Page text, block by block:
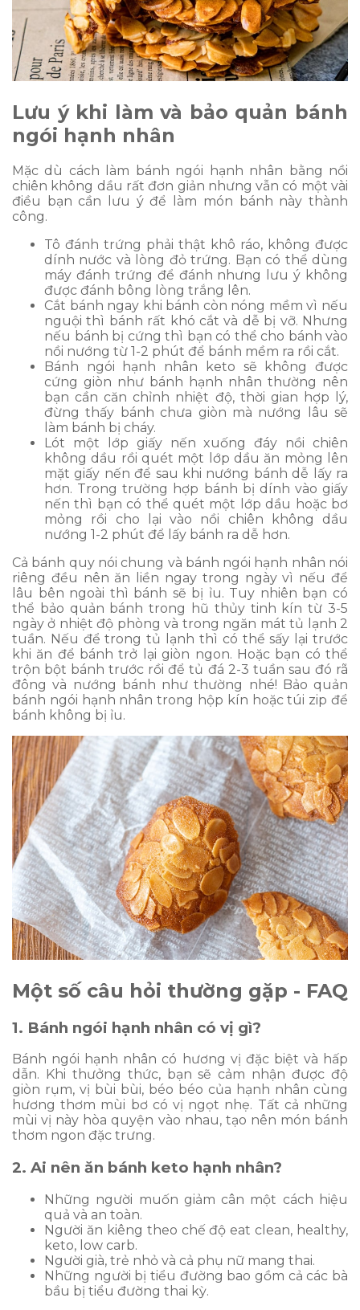
Lưu ý khi làm và bảo quản bánh
ngói hạnh nhân
Mặc dù cách làm bánh ngói hạnh nhân bằng nồi
chiên không dầu rất đơn giản nhưng vẫn có một vài
điều bạn cần lưu ý để làm món bánh này thành
công.
Tô đánh trứng phải thật khô ráo, không được
dính nước và lòng đỏ trứng. Bạn có thể dùng
máy đánh trứng để đánh nhưng lưu ý không
được đánh bông lòng trắng lên.
Cắt bánh ngay khi bánh còn nóng mềm vì nếu
nguội thì bánh rất khó cắt và dễ bị vỡ. Nhưng
nếu bánh bị cứng thì bạn có thể cho bánh vào
nồi nướng từ 1-2 phút để bánh mềm ra rồi cắt.
Bánh ngói hạnh nhân keto sẽ không được
cứng giòn như bánh hạnh nhân thường nên
bạn cần căn chỉnh nhiệt độ, thời gian hợp lý,
đừng thấy bánh chưa giòn mà nướng lâu sẽ
làm bánh bị cháy.
Lót một lớp giấy nến xuống đáy nồi chiên
không dầu rồi quét một lớp dầu ăn mỏng lên
mặt giấy nến để sau khi nướng bánh dễ lấy ra
hơn. Trong trường hợp bánh bị dính vào giấy
nến thì bạn có thể quét một lớp dầu hoặc bơ
mỏng rồi cho lại vào nồi chiên không dầu
nướng 1-2 phút để lấy bánh ra dễ hơn.
Cả bánh quy nói chung và bánh ngói hạnh nhân nói
riêng đều nên ăn liền ngay trong ngày vì nếu để
lâu bên ngoài thì bánh sẽ bị ỉu. Tuy nhiên bạn có
thể bảo quản bánh trong hũ thủy tinh kín từ 3-5
ngày ở nhiệt độ phòng và trong ngăn mát tủ lạnh 2
tuần. Nếu để trong tủ lạnh thì có thể sấy lại trước
khi ăn để bánh trở lại giòn ngon. Hoặc bạn có thể
trộn bột bánh trước rồi để tủ đá 2-3 tuần sau đó rã
đông và nướng bánh như thường nhé! Bảo quản
bánh ngói hạnh nhân trong hộp kín hoặc túi zip để
bánh không bị ỉu.
Một số câu hỏi thường gặp - FAQ
1. Bánh ngói hạnh nhân có vị gì?
Bánh ngói hạnh nhân có hương vị đặc biệt và hấp
dẫn. Khi thưởng thức, bạn sẽ cảm nhận được độ
giòn rụm, vị bùi bùi, béo béo của hạnh nhân cùng
hương thơm mùi bơ có vị ngọt nhẹ. Tất cả những
mùi vị này hòa quyện vào nhau, tạo nên món bánh
thơm ngon đặc trưng.
2. Ai nên ăn bánh keto hạnh nhân?
Những người muốn giảm cân một cách hiệu
quả và an toàn.
Người ăn kiêng theo chế độ eat clean, healthy,
keto, low carb.
Người già, trẻ nhỏ và cả phụ nữ mang thai.
Những người bị tiểu đường bao gồm cả các bà
bầu bị tiểu đường thai kỳ.